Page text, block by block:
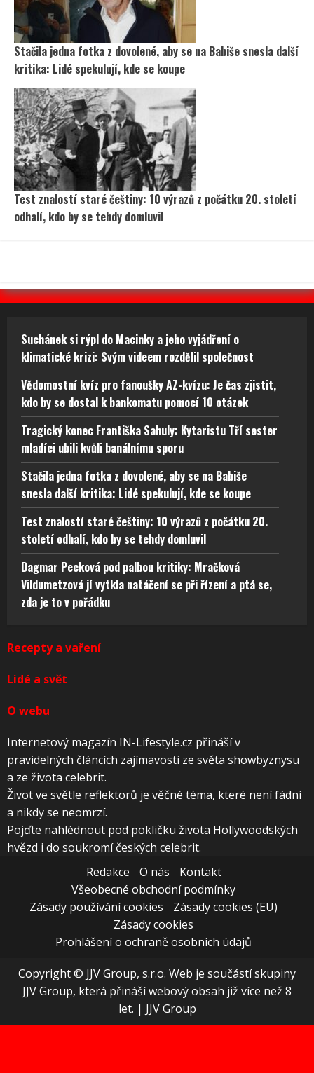
Stačila jedna fotka z dovolené, aby se na Babiše snesla další
kritika: Lidé spekulují, kde se koupe
Test znalostí staré češtiny: 10 výrazů z počátku 20. století
odhalí, kdo by se tehdy domluvil
Suchánek si rýpl do Macinky a jeho vyjádření o
klimatické krizi: Svým videem rozdělil společnost
Vědomostní kvíz pro fanoušky AZ-kvízu: Je čas zjistit,
kdo by se dostal k bankomatu pomocí 10 otázek
Tragický konec Františka Sahuly: Kytaristu Tří sester
mladíci ubili kvůli banálnímu sporu
Stačila jedna fotka z dovolené, aby se na Babiše
snesla další kritika: Lidé spekulují, kde se koupe
Test znalostí staré češtiny: 10 výrazů z počátku 20.
století odhalí, kdo by se tehdy domluvil
Dagmar Pecková pod palbou kritiky: Mračková
Vildumetzová jí vytkla natáčení se při řízení a ptá se,
zda je to v pořádku
Recepty a vaření
Lidé a svět
O webu
Internetový magazín IN-Lifestyle.cz přináší v
pravidelných článcích zajímavosti ze světa showbyznysu
a ze života celebrit.
Život ve světle reflektorů je věčné téma, které není fádní
a nikdy se neomrzí.
Pojďte nahlédnout pod pokličku života Hollywoodských
hvězd i do soukromí českých celebrit.
Redakce
O nás
Kontakt
Všeobecné obchodní podmínky
Zásady používání cookies
Zásady cookies (EU)
Zásady cookies
Prohlášení o ochraně osobních údajů
Copyright © JJV Group, s.r.o. Web je součástí skupiny
JJV Group, která přináší webový obsah již více než 8
let. | JJV Group